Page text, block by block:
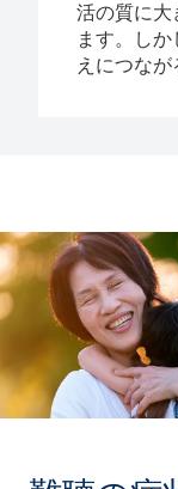
活の質に大
ます。し
えにつなが